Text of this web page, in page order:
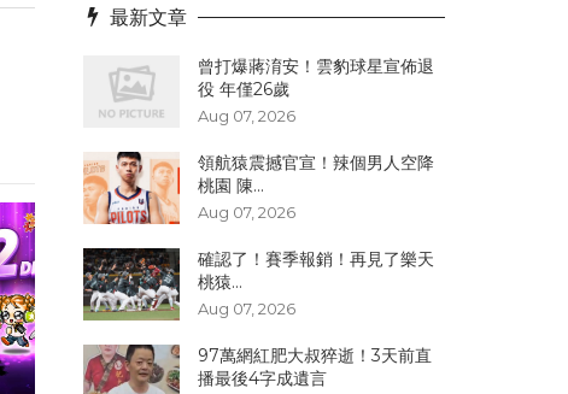
最新文章
曾打爆蔣淯安！雲豹球星宣佈退
役 年僅26歲
Aug 07, 2026
領航猿震撼官宣！辣個男人空降
桃園 陳...
Aug 07, 2026
確認了！賽季報銷！再見了樂天
桃猿...
Aug 07, 2026
97萬網紅肥大叔猝逝！3天前直
播最後4字成遺言